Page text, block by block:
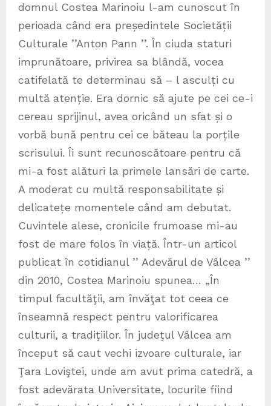
domnul Costea Marinoiu l-am cunoscut în
perioada când era președintele Societății
Culturale ’’Anton Pann ’’. În ciuda staturi
imprunătoare, privirea sa blândă, vocea
catifelată te determinau să – l asculți cu
multă atenție. Era dornic să ajute pe cei ce-i
cereau sprijinul, avea oricând un sfat și o
vorbă bună pentru cei ce băteau la porțile
scrisului. Îi sunt recunoscătoare pentru că
mi-a fost alături la primele lansări de carte.
A moderat cu multă responsabilitate și
delicatețe momentele când am debutat.
Cuvintele alese, cronicile frumoase mi-au
fost de mare folos în viață. Într-un articol
publicat în cotidianul ’’ Adevărul de Vâlcea ’’
din 2010, Costea Marinoiu spunea… „În
timpul facultăţii, am învăţat tot ceea ce
înseamnă respect pentru valorificarea
culturii, a tradiţiilor. În judeţul Vâlcea am
început să caut vechi izvoare culturale, iar
Ţara Loviştei, unde am avut prima catedră, a
fost adevărata Universitate, locurile fiind